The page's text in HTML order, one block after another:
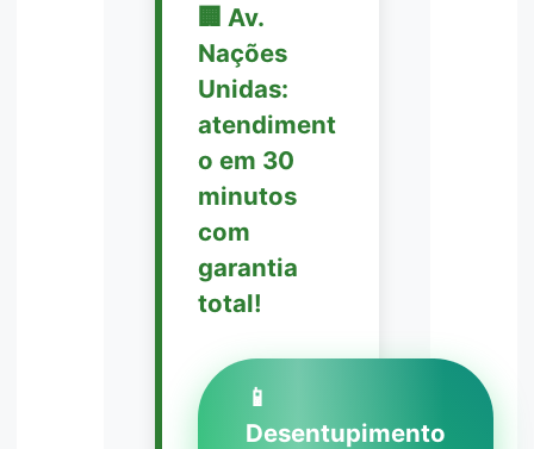
🏢 Av.
Nações
Unidas:
atendiment
o em 30
minutos
com
garantia
total!
📱
Desentupimento